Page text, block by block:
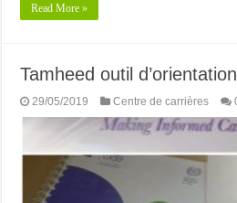
Read More »
Tamheed outil
29/05/2019 Centre de carrières